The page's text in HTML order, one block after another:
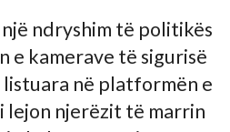
ndryshim të politikës
e kamerave të sigurisë
në platformën e
lejon njerëzit të marrin